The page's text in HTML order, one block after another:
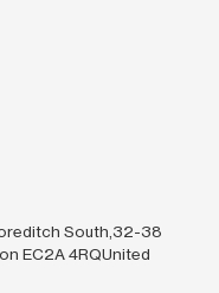
South,32-38
EC2A 4RQUnited